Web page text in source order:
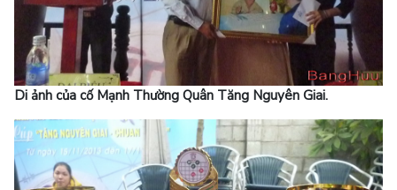
Di ảnh của cố Mạnh Thường Quân Tăng Nguyên Giai.